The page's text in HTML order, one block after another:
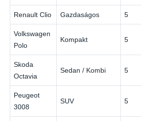
Renault Clio Gazdaságos 5
Volkswagen
Polo
Kompakt 5
Skoda
Octavia
Sedan / Kombi 5
Peugeot
3008
SUV 5